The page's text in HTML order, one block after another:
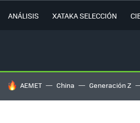
ANÁLISIS XATAKA SELECCIÓN
HOY SE HABLA DE
AEMET China Generación Z